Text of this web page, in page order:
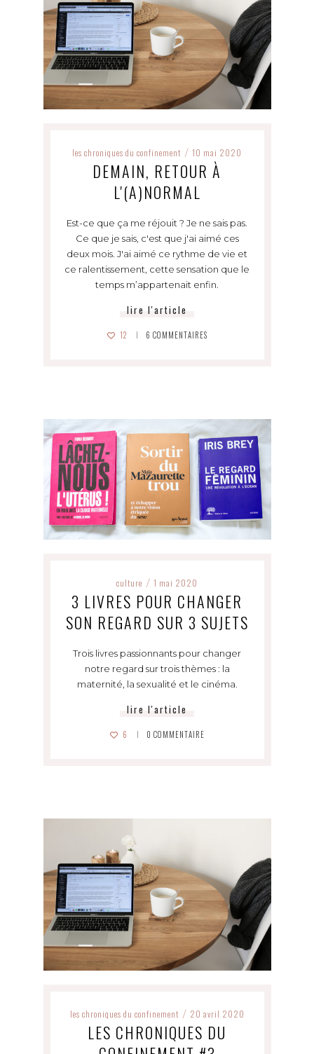
les chroniques du confinement / 10 mai 2020
DEMAIN, RETOUR À
L'(A)NORMAL
Est-ce que ça me réjouit ? Je ne sais pas.
Ce que je sais, c'est que j'ai aimé ces
deux mois. J'ai aimé ce rythme de vie et
ce ralentissement, cette sensation que le
temps m’appartenait enfin.
lire l'article
12 6 COMMENTAIRES
culture / 1 mai 2020
3 LIVRES POUR CHANGER
SON REGARD SUR 3 SUJETS
Trois livres passionnants pour changer
notre regard sur trois thèmes : la
maternité, la sexualité et le cinéma.
lire l'article
6 0 COMMENTAIRE
les chroniques du confinement / 20 avril 2020
LES CHRONIQUES DU